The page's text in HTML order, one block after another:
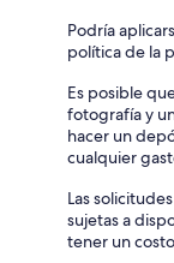
Podría
política de la
Es posible
fotografía y
hacer un
cualquier
Las
sujetas a
tener un